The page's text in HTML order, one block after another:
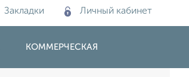
Закладки Личный кабинет
КОММЕРЧЕСКАЯ